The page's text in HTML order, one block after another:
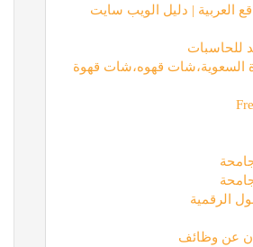
العربية | دليل الويب سايت
للحاسبات
السعوية،شات قهوه،شات قهوة
الرقمية
عن وظائف